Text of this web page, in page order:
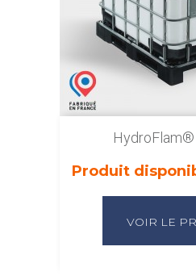
HydroFlam®
Produit
VOIR LE